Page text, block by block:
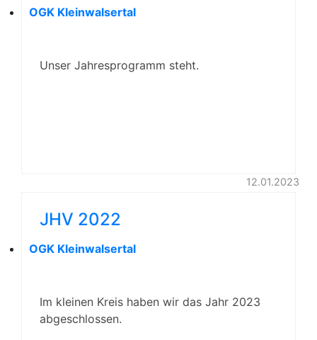
OGK Kleinwalsertal
Unser Jahresprogramm steht.
12.01.2023
JHV 2022
OGK Kleinwalsertal
Im kleinen Kreis haben wir das Jahr 2023
abgeschlossen.